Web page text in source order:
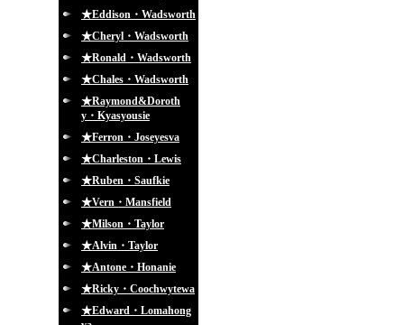
★Eddison・Wadsworth
★Cheryl・Wadsworth
★Ronald・Wadsworth
★Chales・Wadsworth
★Raymond&Doroth
y・Kyasyousie
★Ferron・Joseyesva
★Charleston・Lewis
★Ruben・Saufkie
★Vern・Mansfield
★Milson・Taylor
★Alvin・Taylor
★Antone・Honanie
★Ricky・Coochwytewa
★Edward・Lomahong